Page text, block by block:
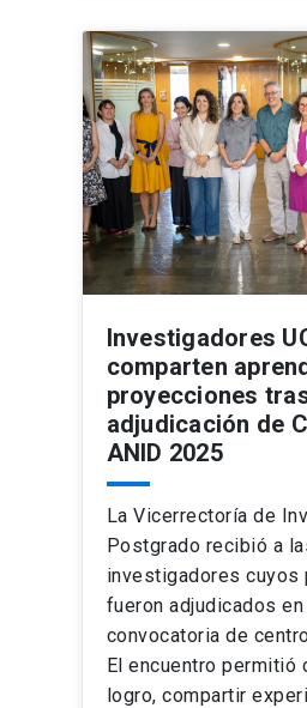
Investigadores
comparten
proyecciones
adjudicación de
ANID 2025
La Vicerrectoría de
Postgrado recibió a
investigadores cuyos
fueron adjudicados en
convocatoria de
El encuentro permitió
logro, compartir